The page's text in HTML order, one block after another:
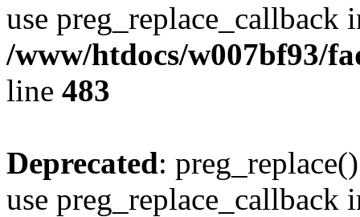
use preg_replace_callback
/www/htdocs/w007bf93/
line 483
Deprecated:
use preg_replace_callback